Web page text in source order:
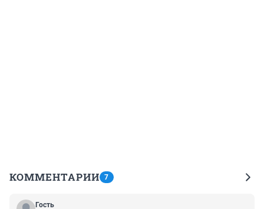
КОММЕНТАРИИ 7
Гость